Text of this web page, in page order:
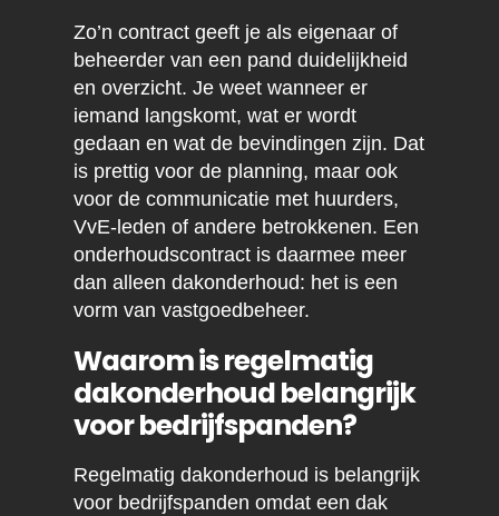
Zo’n contract geeft je als eigenaar of
beheerder van een pand duidelijkheid
en overzicht. Je weet wanneer er
iemand langskomt, wat er wordt
gedaan en wat de bevindingen zijn. Dat
is prettig voor de planning, maar ook
voor de communicatie met huurders,
VvE-leden of andere betrokkenen. Een
onderhoudscontract is daarmee meer
dan alleen dakonderhoud: het is een
vorm van vastgoedbeheer.
Waarom is regelmatig
dakonderhoud belangrijk
voor bedrijfspanden?
Regelmatig dakonderhoud is belangrijk
voor bedrijfspanden omdat een dak